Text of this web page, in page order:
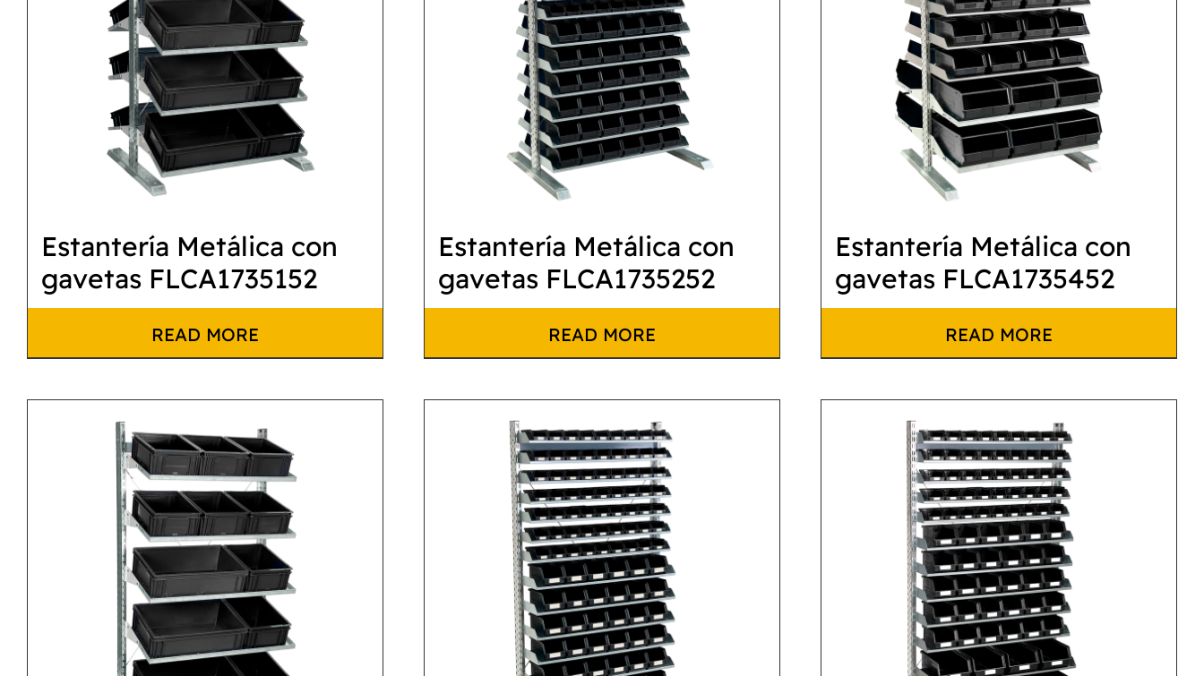
Estantería Metálica con
gavetas FLCA1735152
READ MORE
Estantería Metálica con
gavetas FLCA1735252
READ MORE
Estantería Metálica con
gavetas FLCA1735452
READ MORE